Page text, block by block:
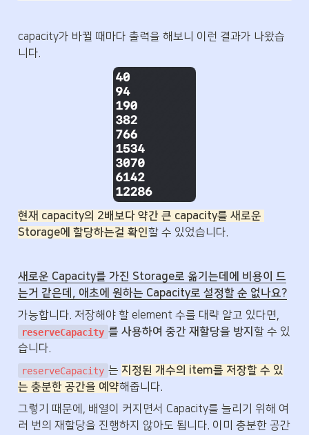
capacity가 바뀔 때마다 출력을 해보니 이런 결과가 나왔습
니다.
현재 capacity의 2배보다 약간 큰 capacity를 새로운
Storage에 할당하는걸 확인할 수 있었습니다.
새로운 Capacity를 가진 Storage로 옮기는데에 비용이 드
는거 같은데, 애초에 원하는 Capacity로 설정할 순 없나요?
reserveCapacity 를 사용하여 중간 재할당을 방지 할 수 있
습니다.
reserveCapacity 는 지정된 개수의 item를 저장할 수 있
는 충분한 공간을 예약해줍니다.
그렇기 때문에, 배열이 커지면서 Capacity를 늘리기 위해 여
러 번의 재할당을 진행하지 않아도 됩니다. 이미 충분한 공간